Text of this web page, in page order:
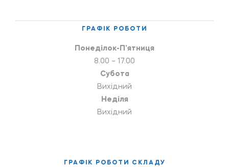
ГРАФІК РОБОТИ
Понеділок-П’ятниця
8.00 – 17.00
Субота
Вихідний
Неділя
Вихідний
ГРАФІК РОБОТИ СКЛАДУ